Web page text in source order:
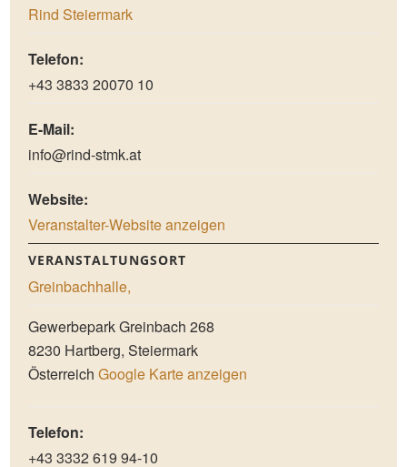
Rind Steiermark
Telefon:
+43 3833 20070 10
E-Mail:
info@rind-stmk.at
Website:
Veranstalter-Website anzeigen
VERANSTALTUNGSORT
Greinbachhalle,
Gewerbepark Greinbach 268
8230 Hartberg, Steiermark
Österreich Google Karte anzeigen
Telefon:
+43 3332 619 94-10